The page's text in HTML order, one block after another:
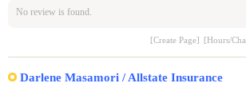
No review is found.
[Create Page] [Hours/
Darlene Masamori / Allstate Insurance